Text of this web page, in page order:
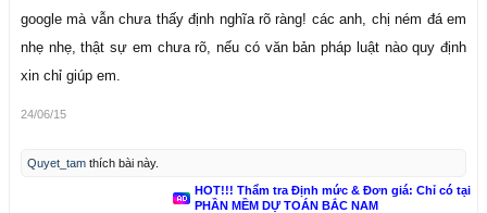
google mà vẫn chưa thấy định nghĩa rõ ràng! các anh, chị ném đá em
nhẹ nhẹ, thật sự em chưa rõ, nếu có văn bản pháp luật nào quy định
xin chỉ giúp em.
24/06/15
Quyet_tam thích bài này.
HOT!!! Thẩm tra Định mức & Đơn giá: Chỉ có tại
PHẦN MỀM DỰ TOÁN BẮC NAM